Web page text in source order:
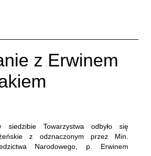
z Erwinem
Towarzystwa odbyło się
z odznaczonym przez Min.
Narodowego, p. Erwinem